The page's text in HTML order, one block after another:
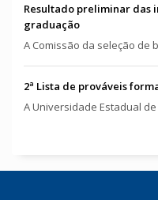
Resultado preliminar das
graduação
A Comissão da seleção de
2ª Lista de prováveis
A Universidade Estadual de